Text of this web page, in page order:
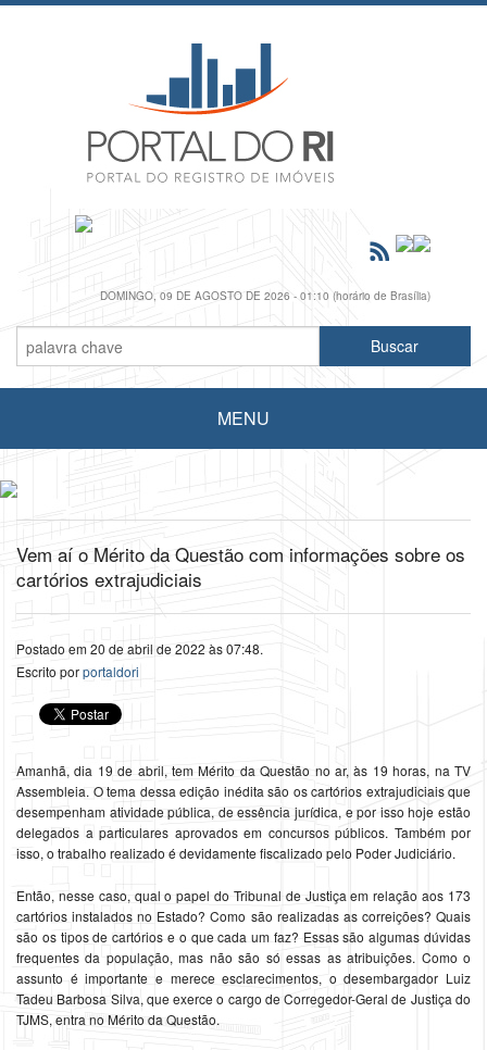
DOMINGO, 09 DE AGOSTO DE 2026 - 01:10 (horário de Brasília)
MENU
Vem aí o Mérito da Questão com informações sobre os
cartórios extrajudiciais
Postado em 20 de abril de 2022 às 07:48.
Escrito porportaldori
Amanhã, dia 19 de abril, tem Mérito da Questão no ar, às 19 horas, na TV
Assembleia. O tema dessa edição inédita são os cartórios extrajudiciais que
desempenham atividade pública, de essência jurídica, e por isso hoje estão
delegados a particulares aprovados em concursos públicos. Também por
isso, o trabalho realizado é devidamente fiscalizado pelo Poder Judiciário.
Então, nesse caso, qual o papel do Tribunal de Justiça em relação aos 173
cartórios instalados no Estado? Como são realizadas as correições? Quais
são os tipos de cartórios e o que cada um faz? Essas são algumas dúvidas
frequentes da população, mas não são só essas as atribuições. Como o
assunto é importante e merece esclarecimentos, o desembargador Luiz
Tadeu Barbosa Silva, que exerce o cargo de Corregedor-Geral de Justiça do
TJMS, entra no Mérito da Questão.